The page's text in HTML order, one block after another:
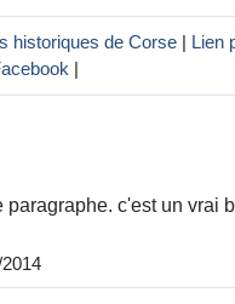
historiques de Corse | Lien
|
paragraphe. c'est un vrai